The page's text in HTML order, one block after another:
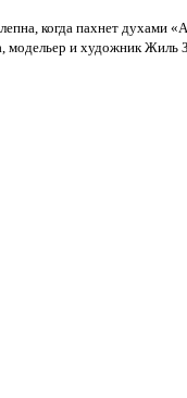
когда пахнет духами
и художник Жиль